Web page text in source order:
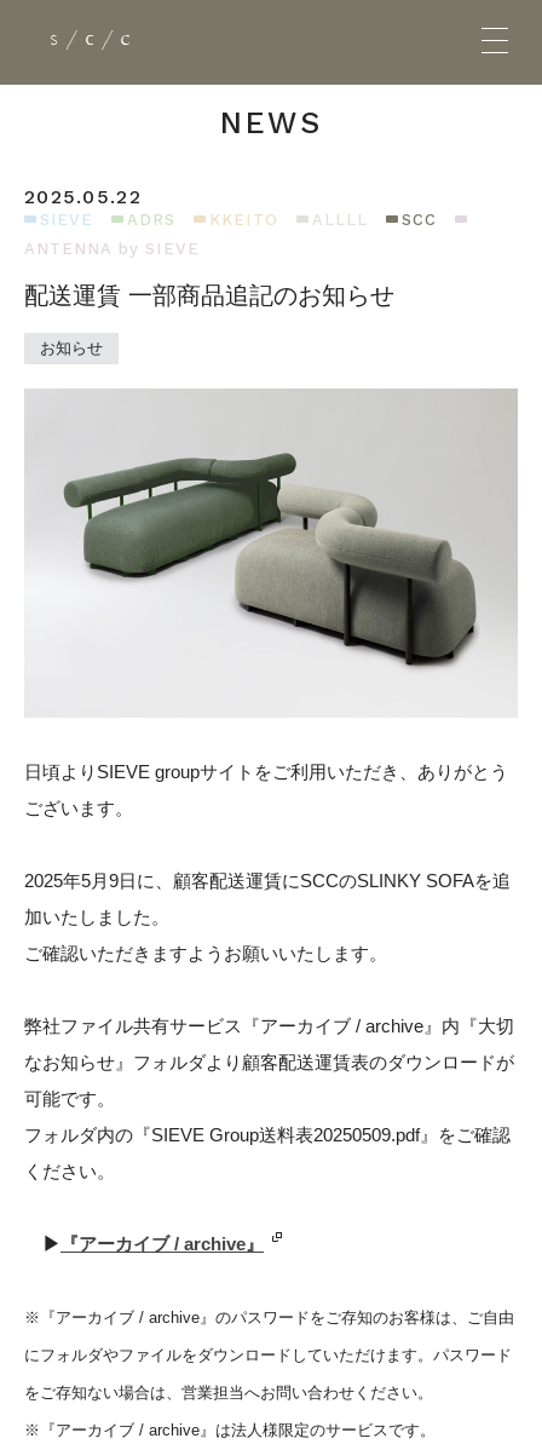
HOME
PRODUCTS
SHOP
STOCK
CONTACT
ONLINE STORE
NEWS
2025.05.22
SIEVE ADRS KKEITO ALLLL
SCC
ANTENNA by SIEVE
配送運賃 一部商品追記のお知らせ
お知らせ
日頃よりSIEVE groupサイトをご利用いただき、ありがとう
ございます。
2025年5月9日に、顧客配送運賃にSCCのSLINKY SOFAを追
加いたしました。
ご確認いただきますようお願いいたします。
弊社ファイル共有サービス『アーカイブ / archive』内『大切
なお知らせ』フォルダより顧客配送運賃表のダウンロードが
可能です。
フォルダ内の『SIEVE Group送料表20250509.pdf』をご確認
ください。
▶︎ 『アーカイブ / archive』
※『アーカイブ / archive』のパスワードをご存知のお客様は、ご自由
にフォルダやファイルをダウンロードしていただけます。パスワード
をご存知ない場合は、営業担当へお問い合わせください。
※『アーカイブ / archive』は法人様限定のサービスです。